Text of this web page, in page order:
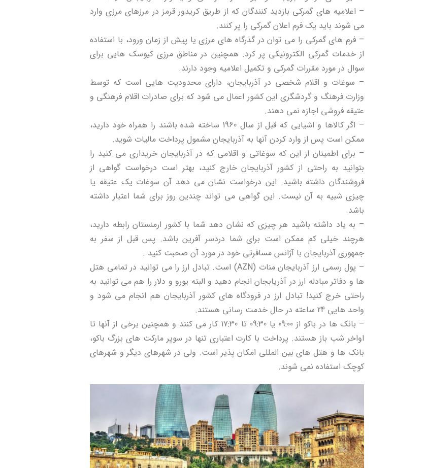
– اعلامیه های گمرکی بازدید کنندگان که از طریق کریدور قرمز در مرزهای مرزی وارد
می شوند باید یک فرم اعلان گمرکی را پر کنند.
– فرم های گمرکی را می توان در گذرگاه های مرزی یا پیش از زمان ورود، با استفاده
از خدمات گمرکی الکترونیکی پر کرد. همچنین در مناطق مرزی کیوسک هایی برای
سوال در مورد مقررات گمرکی و تکمیل اعلامیه وجود دارند.
– سوغات و اقلام شخصی در آذربایجان، دارای محدودیت هایی است که توسط
وزارت فرهنگ و گردشگری این کشور اعمال می شود که برای صادرات اقلام فرهنگی و
عتیقه فروشی اجازه نمی دهند.
– اگر کالاها و اشیایی که قبل از سال 1960 ساخته شده باشند را همراه خود دارید،
ممکن است پس از وارد کردن آنها به آذربایجان مشمول پرداخت مالیات شوید.
– برای اطمینان از این که سوغاتی و اقلامی که در آذربایجان خریداری می کنید را
بتوانید به راحتی از کشور آذربایجان خارج کنید، بهتر است درخواست گواهی از
فروشندگان داشته باشید. این درخواست نشان می دهد آن سوغات یک عتیقه یا
چیزی شبیه به آن نیست. این گواهی می تواند چندین روز برای شما اعتبار داشته
باشد.
– به یاد داشته باشید هر چیزی که نشان دهد شما با کشور ارمنستان رابطه دارید،
هرچند خیلی کم ممکن است برای شما دردسر آفرین باشد. پس قبل از سفر به
جمهوری آذربایجان با آژانس مسافرتی خود در مورد آن صحبت کنید .
– پول رسمی ارز آذربایجان منات (AZN) است. تبادل ارز را می توانید در تمامی هتل
ها و دفاتر مبادله ارز در آذریابجان انجام دهید و البته یورو و دلار را هم می توانید به
راحتی خرج کنید! تبادل ارز در فرودگاه های کشور آذربایجان هم انجام می شود و
واحد هایی 24 ساعته در حال خدمت رسانی هستند.
– بانک ها در باکو از 09:00 یا 09:30 تا 17:30 کار می کنند و همچنین برخی از آنها تا
اواخر شب باز هستند. پرداخت با کارت اعتباری تنها در سوپر مارکت های بزرگ باکو،
بانک ها و هتل های بین المللی امکان پذیر است. ولی در شهرهای دیگر و شهرهای
کوچک استفاده نمی شوند.